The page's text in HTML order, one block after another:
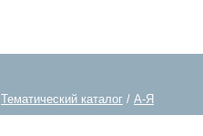
Тематический каталог / А-Я